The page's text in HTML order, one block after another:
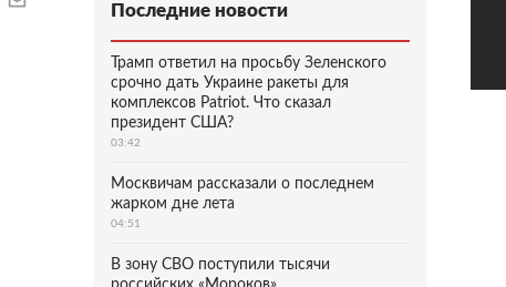
Последние новости
Трамп ответил на просьбу Зеленского
срочно дать Украине ракеты для
комплексов Patriot. Что сказал
президент США?
03:42
Москвичам рассказали о последнем
жарком дне лета
04:51
В зону СВО поступили тысячи